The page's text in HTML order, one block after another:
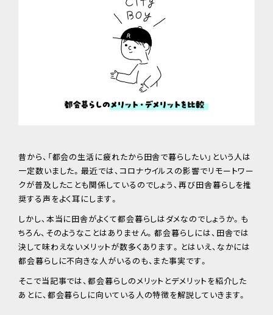
昔から、「都会の生活に疲れたから田舎で暮らしたい」という人は
一定数いました。最近では、コロナウイルスの影響でリモートワー
クが普及したことも関係しているのでしょう、再び田舎暮らしを推
奨する声をよく耳にします。
しかし、本当に田舎がよくて都会暮らしはダメなのでしょうか。も
ちろん、そのようなことはありません。都会暮らしには、田舎では
決して味わえないメリットが数多くあります。とはいえ、なかには
都会暮らしに不向きな人がいるのも、また事実です。
そこで当記事では、都会暮らしのメリットとデメリットを紹介した
あとに、都会暮らしに向いている人の特徴を解説していきます。